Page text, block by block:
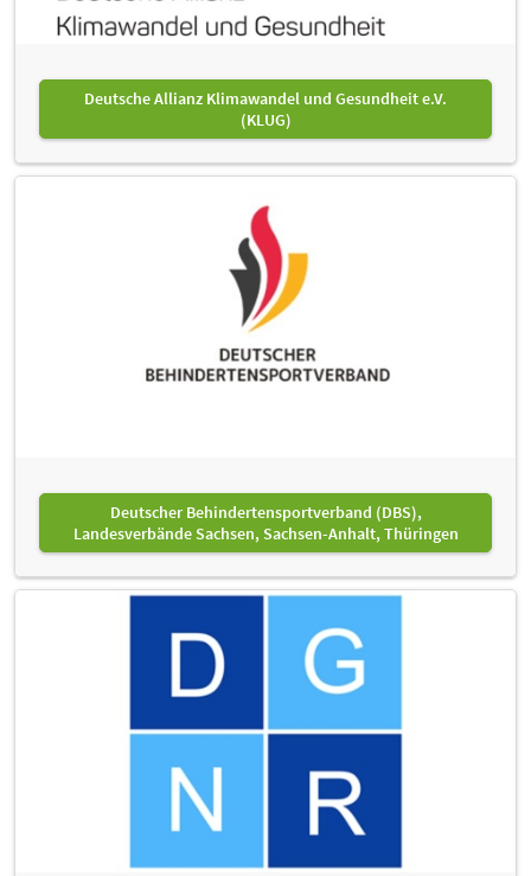
Deutsche Allianz Klimawandel und Gesundheit e.V.
(KLUG)
Deutscher Behindertensportverband (DBS),
Landesverbände Sachsen, Sachsen-Anhalt, Thüringen